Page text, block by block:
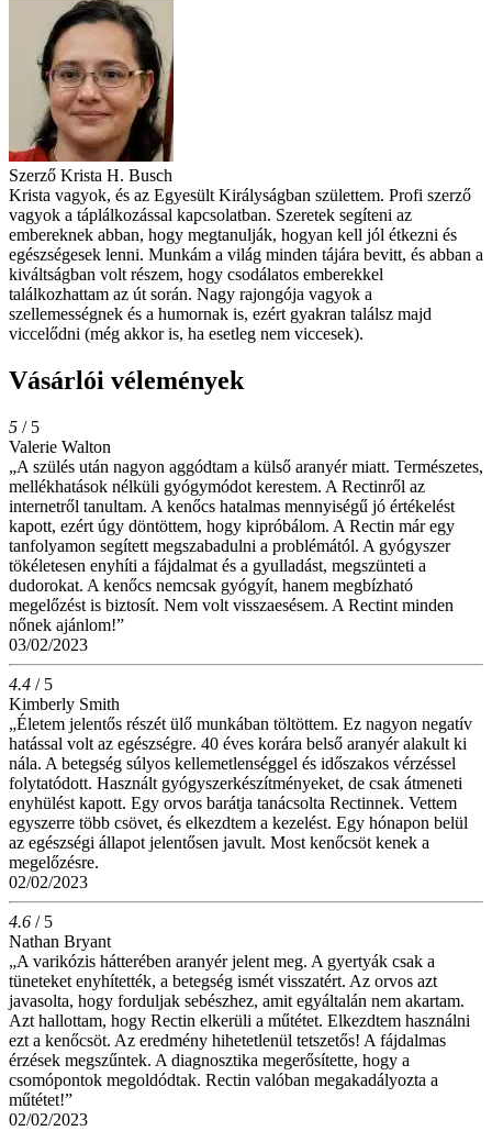
Szerző Krista H. Busch
Krista vagyok, és az Egyesült Királyságban születtem. Profi szerző
vagyok a táplálkozással kapcsolatban. Szeretek segíteni az
embereknek abban, hogy megtanulják, hogyan kell jól étkezni és
egészségesek lenni. Munkám a világ minden tájára bevitt, és abban a
kiváltságban volt részem, hogy csodálatos emberekkel
találkozhattam az út során. Nagy rajongója vagyok a
szellemességnek és a humornak is, ezért gyakran találsz majd
viccelődni (még akkor is, ha esetleg nem viccesek).
Vásárlói vélemények
5 / 5
Valerie Walton
„A szülés után nagyon aggódtam a külső aranyér miatt. Természetes,
mellékhatások nélküli gyógymódot kerestem. A Rectinről az
internetről tanultam. A kenőcs hatalmas mennyiségű jó értékelést
kapott, ezért úgy döntöttem, hogy kipróbálom. A Rectin már egy
tanfolyamon segített megszabadulni a problémától. A gyógyszer
tökéletesen enyhíti a fájdalmat és a gyulladást, megszünteti a
dudorokat. A kenőcs nemcsak gyógyít, hanem megbízható
megelőzést is biztosít. Nem volt visszaesésem. A Rectint minden
nőnek ajánlom!”
03/02/2023
4.4 / 5
Kimberly Smith
„Életem jelentős részét ülő munkában töltöttem. Ez nagyon negatív
hatással volt az egészségre. 40 éves korára belső aranyér alakult ki
nála. A betegség súlyos kellemetlenséggel és időszakos vérzéssel
folytatódott. Használt gyógyszerkészítményeket, de csak átmeneti
enyhülést kapott. Egy orvos barátja tanácsolta Rectinnek. Vettem
egyszerre több csövet, és elkezdtem a kezelést. Egy hónapon belül
az egészségi állapot jelentősen javult. Most kenőcsöt kenek a
megelőzésre.
02/02/2023
4.6 / 5
Nathan Bryant
„A varikózis hátterében aranyér jelent meg. A gyertyák csak a
tüneteket enyhítették, a betegség ismét visszatért. Az orvos azt
javasolta, hogy forduljak sebészhez, amit egyáltalán nem akartam.
Azt hallottam, hogy Rectin elkerüli a műtétet. Elkezdtem használni
ezt a kenőcsöt. Az eredmény hihetetlenül tetszetős! A fájdalmas
érzések megszűntek. A diagnosztika megerősítette, hogy a
csomópontok megoldódtak. Rectin valóban megakadályozta a
műtétet!”
02/02/2023